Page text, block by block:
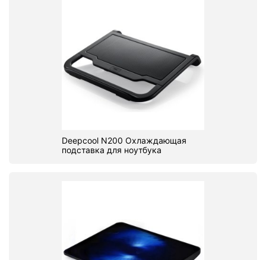
Deepcool N200 Охлаждающая
подставка для ноутбука